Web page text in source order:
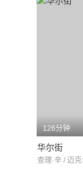
126分钟
华尔街